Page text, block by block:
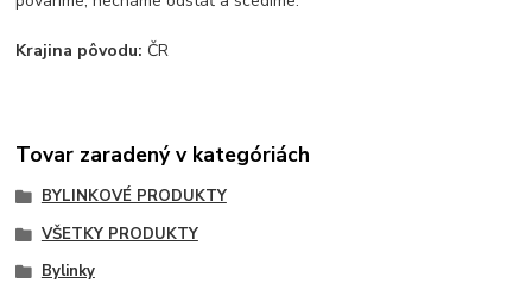
Krajina pôvodu: ČR
Tovar zaradený v kategóriách
BYLINKOVÉ PRODUKTY
VŠETKY PRODUKTY
Bylinky